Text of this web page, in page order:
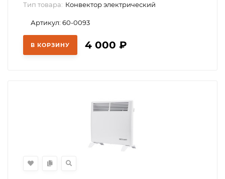
Тип товара: Конвектор электрический
Артикул: 60-0093
В КОРЗИНУ 4 000 ₽